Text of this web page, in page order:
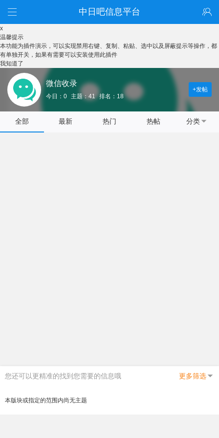
中日吧信息平台
x
温馨提示
本功能为插件演示，可以实现禁用右键、复制、粘贴、选中以及屏蔽提示等操作，都
有单独开关，如果有需要可以安装使用此插件
我知道了
微信收录
今日：0 主题：41 排名：18
+发帖
全部 最新 热门 热帖 分类
您还可以更精准的找到您需要的信息哦 更多筛选
本版块或指定的范围内尚无主题